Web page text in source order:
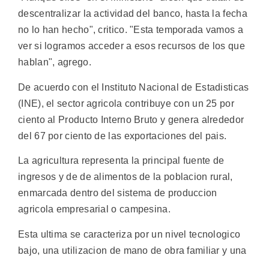
descentralizar la actividad del banco, hasta la fecha
no lo han hecho", critico. "Esta temporada vamos a
ver si logramos acceder a esos recursos de los que
hablan", agrego.
De acuerdo con el Instituto Nacional de Estadisticas
(INE), el sector agricola contribuye con un 25 por
ciento al Producto Interno Bruto y genera alrededor
del 67 por ciento de las exportaciones del pais.
La agricultura representa la principal fuente de
ingresos y de de alimentos de la poblacion rural,
enmarcada dentro del sistema de produccion
agricola empresarial o campesina.
Esta ultima se caracteriza por un nivel tecnologico
bajo, una utilizacion de mano de obra familiar y una